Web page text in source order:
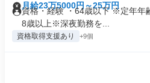
月給23万5000円～25万円
資格・経験 ・64歳以下 ※定年年
8歳以上※深夜勤務を...
資格取得支援あり +9個